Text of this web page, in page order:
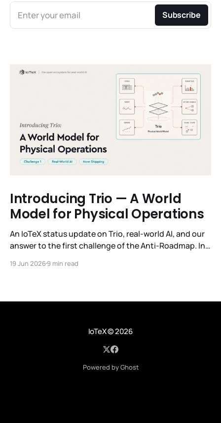
Enter your email Subscribe
Introducing Trio — A World
Model for Physical Operations
An IoTeX status update on Trio, real-world AI, and our
answer to the first challenge of the Anti-Roadmap. In
three challenges instead of a timeline. Challenge 1 was
19 Jun 20269 min read
IoTeX© 2026
Powered by Ghost